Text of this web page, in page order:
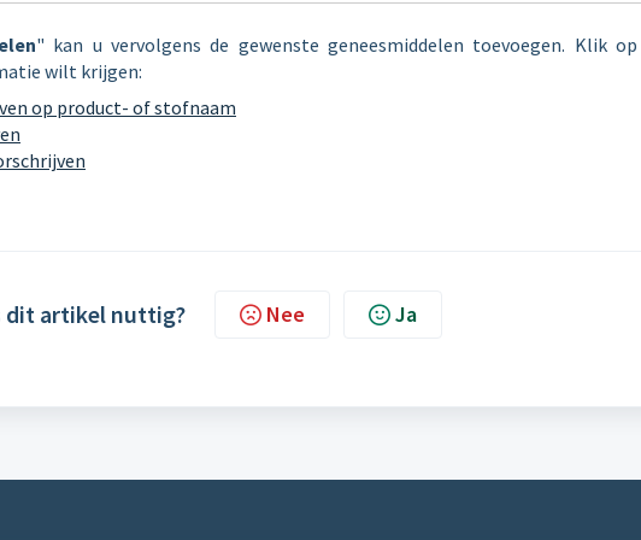
" kan u vervolgens de gewenste geneesmiddelen toevoegen. Klik
wilt krijgen:
op product- of stofnaam
dit artikel nuttig? Nee Ja